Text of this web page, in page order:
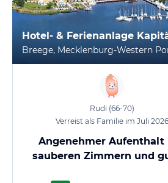
Rudi (66-70)
Verreist als Familie im Juli 2026
Angenehmer Aufenthalt
sauberen Zimmern und